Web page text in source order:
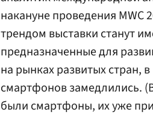
накануне проведения MWC
трендом выставки станут
предназначенные для
на рынках развитых стран,
смартфонов замедлились.
были смартфоны, их уже